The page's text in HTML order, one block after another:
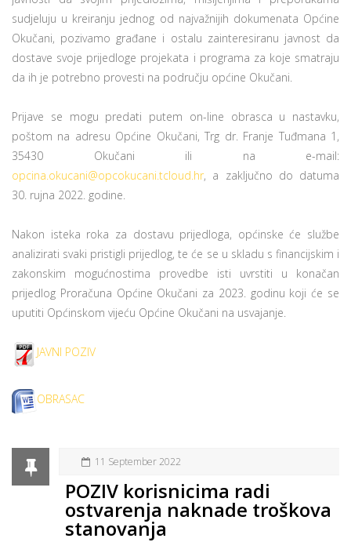
sudjeluju u kreiranju jednog od najvažnijih dokumenata Općine
Okučani, pozivamo građane i ostalu zainteresiranu javnost da
dostave svoje prijedloge projekata i programa za koje smatraju
da ih je potrebno provesti na području općine Okučani.
Prijave se mogu predati putem on-line obrasca u nastavku,
poštom na adresu Općine Okučani, Trg dr. Franje Tuđmana 1,
35430 Okučani ili na e-mail:
opcina.okucani@opcokucani.tcloud.hr, a zaključno do datuma
30. rujna 2022. godine.
Nakon isteka roka za dostavu prijedloga, općinske će službe
analizirati svaki pristigli prijedlog, te će se u skladu s financijskim i
zakonskim mogućnostima provedbe isti uvrstiti u konačan
prijedlog Proračuna Općine Okučani za 2023. godinu koji će se
uputiti Općinskom vijeću Općine Okučani na usvajanje.
JAVNI POZIV
OBRASAC
11 September 2022
POZIV korisnicima radi
ostvarenja naknade troškova
stanovanja